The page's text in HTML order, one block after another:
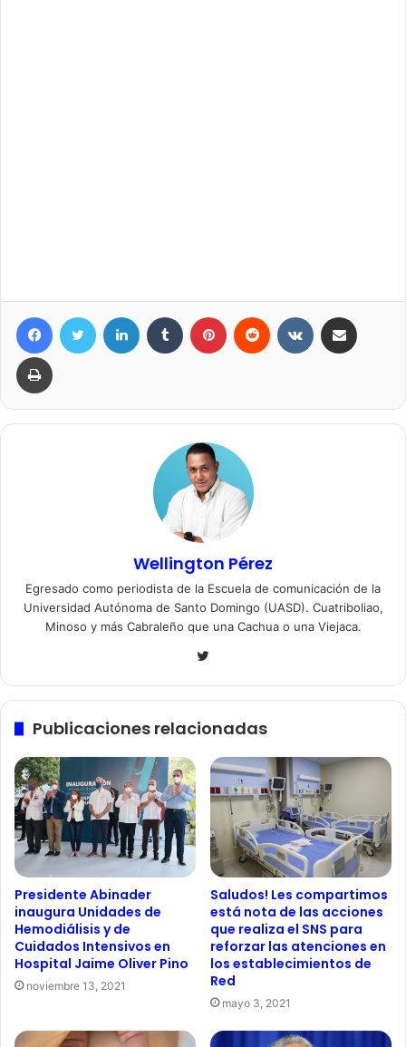
FacebookTwitter LinkedIn Tumblr Pinterest Reddit VKontakte
Imprimir
Wellington Pérez
Egresado como periodista de la Escuela de comunicación de la
Universidad Autónoma de Santo Domingo (UASD). Cuatriboliao,
Minoso y más Cabraleño que una Cachua o una Viejaca.
Twitter
Publicaciones relacionadas
Presidente Abinader
inaugura Unidades de
Hemodiálisis y de
Cuidados Intensivos en
Hospital Jaime Oliver Pino
noviembre 13, 2021
Saludos! Les compartimos
está nota de las acciones
que realiza el SNS para
reforzar las atenciones en
los establecimientos de
Red
mayo 3, 2021